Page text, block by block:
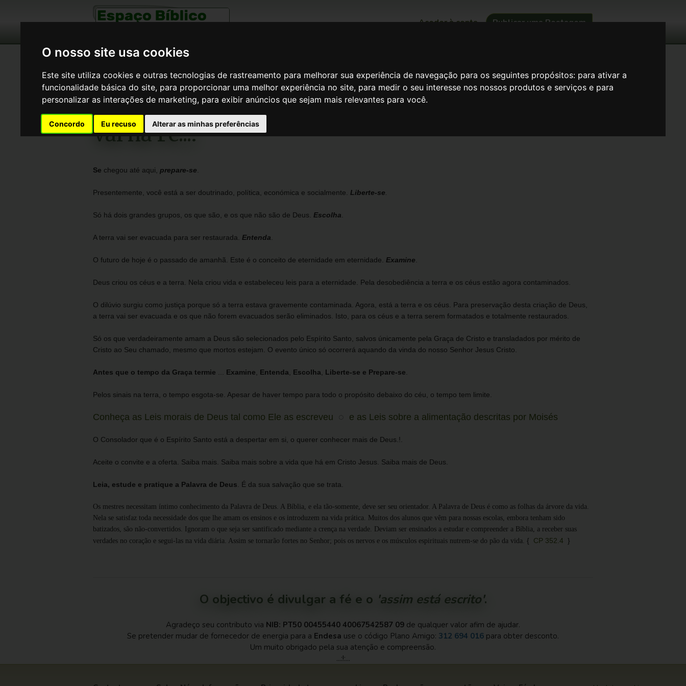
O nosso site usa cookies
Este site utiliza cookies e outras tecnologias de rastreamento para melhorar sua experiência de navegação para os seguintes propósitos: para ativar a
funcionalidade básica do site, para proporcionar uma melhor experiência no site, para medir o seu interesse nos nossos produtos e serviços e para
personalizar as interações de marketing, para exibir anúncios que sejam mais relevantes para você.
Concordo Eu recuso Alterar as minhas preferências
Aceder à conta Publicar uma Postagem
...:! Que este seja mais um meio !:...
Espaço Bíblico >Vai na Fé...!
Vai na Fé...!
Se chegou até aqui, prepare-se
Presentemente, você está a ser doutrinado, política, económica e socialmente. Liberte-se
Só há dois grandes grupos, os que são, e os que não são de Deus. Escolha
A terra vai ser evacuada para ser restaurada. Entenda
O futuro de hoje é o passado de amanhã. Este é o conceito de eternidade em eternidade. Examine
Deus criou os céus e a terra. Nela criou vida e estabeleceu leis para a eternidade. Pela desobediência a terra e os céus estão agora contaminados.
O dilúvio surgiu como justiça porque só a terra estava gravemente contaminada. Agora, está a terra e os céus. Para preservação desta criação de Deus,
a terra vai ser evacuada e os que não forem evacuados serão eliminados. Isto, para os céus e a terra serem formatados e totalmente restaurados.
Só os que verdadeiramente amam a Deus são selecionados pelo Espírito Santo, salvos únicamente pela Graça de Cristo e transladados por mérito de
Cristo ao Seu chamado, mesmo que mortos estejam. O evento único só ocorrerá aquando da vinda do nosso Senhor Jesus Cristo.
Antes que o tempo da Graça termie Examine Entenda Escolha Liberte-se e Prepare-se
Pelos sinais na terra, o tempo esgota-se. Apesar de haver tempo para todo o propósito debaixo do céu, o tempo tem limite.
Conheça as Leis morais de Deus tal como Ele as escreveu ◌ e as Leis sobre a alimentação descritas por Moisés
O Consolador que é o Espírito Santo está a despertar em si, o querer conhecer mais de Deus.!.
Aceite o convite e a oferta. Saiba mais. Saiba mais sobre a vida que há em Cristo Jesus. Saiba mais de Deus.
Leia, estude e pratique a Palavra de Deus . É da sua salvação que se trata.
Os mestres necessitam íntimo conhecimento da Palavra de Deus. A Bíblia, e ela tão-somente, deve ser seu orientador. A Palavra de Deus é como as folhas da árvore da vida.
Nela se satisfaz toda necessidade dos que lhe amam os ensinos e os introduzem na vida prática. Muitos dos alunos que vêm para nossas escolas, embora tenham sido
batizados, são não-convertidos. Ignoram o que seja ser santificado mediante a crença na verdade. Deviam ser ensinados a estudar e compreender a Bíblia, a receber suas
verdades no coração e segui-las na vida diária. Assim se tornarão fortes no Senhor; pois os nervos e os músculos espirituais nutrem-se do pão da vida. { CP 352.4 }
O objectivo é divulgar a fé e o 'assim está escrito'.
Agradeço seu contributo via NIB: PT50 00455440 40067542587 09 de qualquer valor afim de ajudar.
Se pretender mudar de fornecedor de energia para a Endesa use o código Plano Amigo: 312 694 016 para obter desconto.
Um muito obrigado pela sua atenção e compreensão.
...:!:...